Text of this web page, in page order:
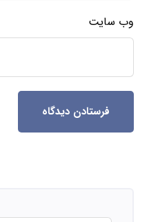
وب‌ سایت
فرستادن دیدگاه